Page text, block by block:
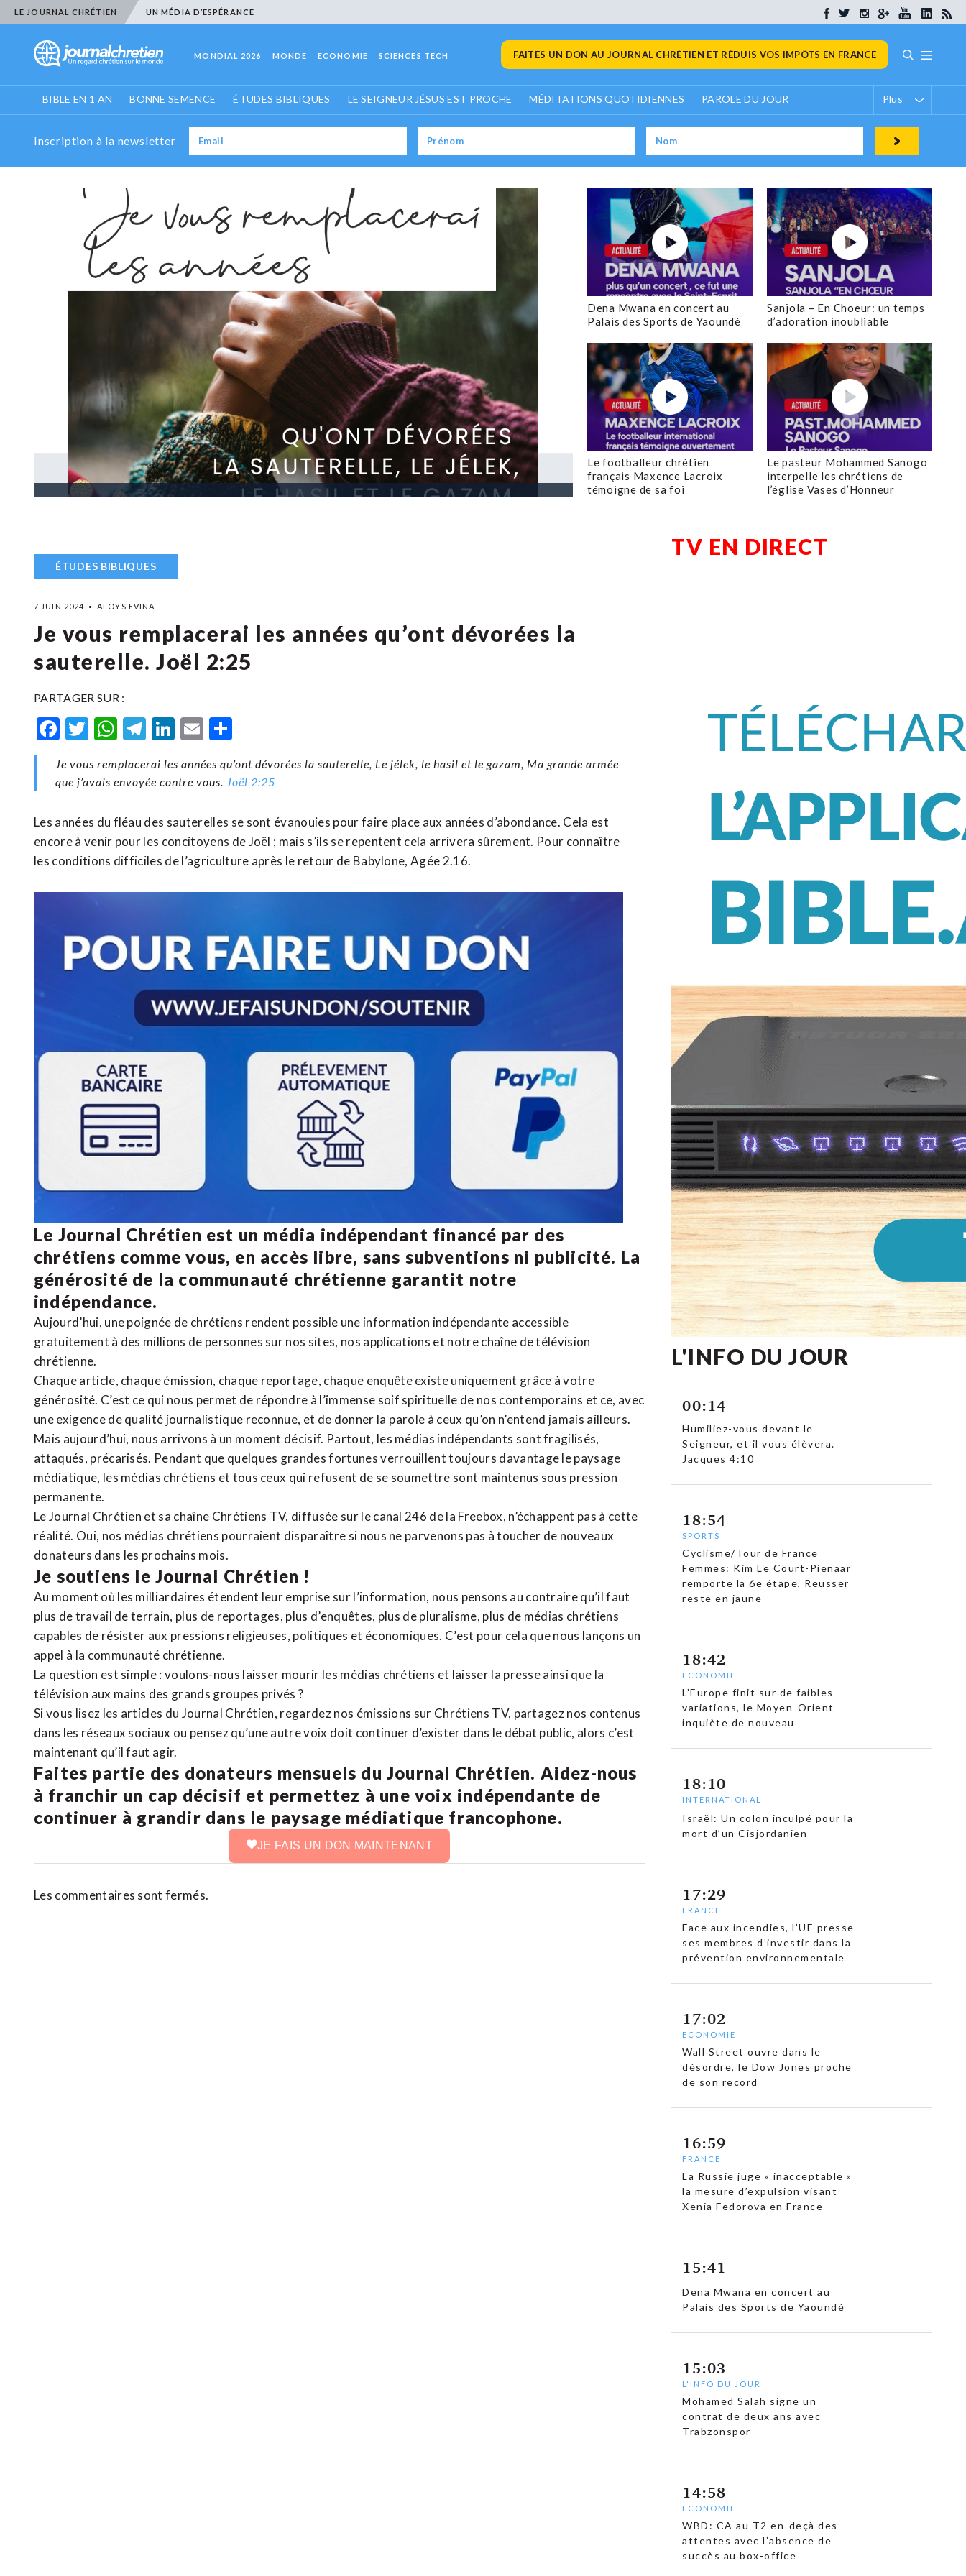
LE JOURNAL CHRÉTIEN UN MÉDIA D’ESPÉRANCE
MONDIAL 2026 MONDE ECONOMIE SCIENCES TECH FAITES UN DON AU JOURNAL CHRÉTIEN ET RÉDUIS VOS IMPÔTS EN FRANCE
BIBLE EN 1 AN BONNE SEMENCE ÉTUDES BIBLIQUES LE SEIGNEUR JÉSUS EST PROCHE MÉDITATIONS QUOTIDIENNES PAROLE DU JOUR Plus
Inscription à la newsletter
Dena Mwana en concert au
Palais des Sports de Yaoundé
Sanjola – En Choeur: un temps
d’adoration inoubliable
Le footballeur chrétien
français Maxence Lacroix
témoigne de sa foi
Le pasteur Mohammed Sanogo
interpelle les chrétiens de
l’église Vases d’Honneur
ÉTUDES BIBLIQUES
7 JUIN 2024 ALOYS EVINA
Je vous remplacerai les années qu’ont dévorées la
sauterelle. Joël 2:25
PARTAGER SUR :
Facebook
Twitter
WhatsApp
Telegram
LinkedIn
Email
Je vous remplacerai les années qu’ont dévorées la sauterelle, Le jélek, le hasil et le gazam, Ma grande armée
que j’avais envoyée contre vous. Joël 2:25
Les années du fléau des sauterelles se sont évanouies pour faire place aux années d’abondance. Cela est
encore à venir pour les concitoyens de Joël ; mais s’ils se repentent cela arrivera sûrement. Pour connaître
les conditions difficiles de l’agriculture après le retour de Babylone, Agée 2.16.
Le Journal Chrétien est un média indépendant financé par des
chrétiens comme vous, en accès libre, sans subventions ni publicité. La
générosité de la communauté chrétienne garantit notre
indépendance.
Aujourd’hui, une poignée de chrétiens rendent possible une information indépendante accessible
gratuitement à des millions de personnes sur nos sites, nos applications et notrechaîne de télévision
chrétienne.
Chaque article, chaque émission, chaque reportage, chaque enquête existe uniquement grâce à votre
générosité. C’est ce qui nous permet de répondre à l’immense soif spirituelle de nos contemporains et ce, avec
une exigence de qualité journalistique reconnue, et de donner la parole à ceux qu’on n’entend jamais ailleurs.
Mais aujourd’hui, nous arrivons à un moment décisif. Partout, les médias indépendants sont fragilisés,
attaqués, précarisés. Pendant que quelques grandes fortunes verrouillent toujours davantage le paysage
médiatique, les médias chrétiens et tous ceux qui refusent de se soumettre sont maintenus sous pression
permanente.
Le Journal Chrétien et sa chaîne Chrétiens TV, diffusée sur le canal 246 de la Freebox, n’échappent pas à cette
réalité. Oui, nos médias chrétiens pourraient disparaître si nous ne parvenons pas à toucher de nouveaux
donateurs dans les prochains mois.
Je soutiens le Journal Chrétien !
Au moment où les milliardaires étendent leur emprise sur l’information, nous pensons au contraire qu’il faut
plus de travail de terrain, plus de reportages, plus d’enquêtes, plus de pluralisme, plus de médias chrétiens
capables de résister aux pressions religieuses, politiques et économiques. C’est pour cela que nous lançons un
appel à la communauté chrétienne.
La question est simple : voulons-nous laisser mourir les médias chrétiens et laisser la presse ainsi que la
télévision aux mains des grands groupes privés ?
Si vous lisez les articles du Journal Chrétien, regardez nos émissions sur Chrétiens TV, partagez nos contenus
dans les réseaux sociaux ou pensez qu’une autre voix doit continuer d’exister dans le débat public, alors c’est
maintenant qu’il faut agir.
Faites partie des donateurs mensuels du Journal Chrétien. Aidez-nous
à franchir un cap décisif et permettez à une voix indépendante de
continuer à grandir dans le paysage médiatique francophone.
JE FAIS UN DON MAINTENANT
Les commentaires sont fermés.
TV EN DIRECT
L'INFO DU JOUR
00:14
Humiliez-vous devant le
Seigneur, et il vous élèvera.
Jacques 4:10
18:54
SPORTS
Cyclisme/Tour de France
Femmes: Kim Le Court-Pienaar
remporte la 6e étape, Reusser
reste en jaune
18:42
ECONOMIE
L’Europe finit sur de faibles
variations, le Moyen-Orient
inquiète de nouveau
18:10
INTERNATIONAL
Israël: Un colon inculpé pour la
mort d’un Cisjordanien
17:29
FRANCE
Face aux incendies, l’UE presse
ses membres d’investir dans la
prévention environnementale
17:02
ECONOMIE
Wall Street ouvre dans le
désordre, le Dow Jones proche
de son record
16:59
FRANCE
La Russie juge « inacceptable »
la mesure d’expulsion visant
Xenia Fedorova en France
15:41
Dena Mwana en concert au
Palais des Sports de Yaoundé
15:03
L'INFO DU JOUR
Mohamed Salah signe un
contrat de deux ans avec
Trabzonspor
14:58
ECONOMIE
WBD: CA au T2 en-deçà des
attentes avec l’absence de
succès au box-office